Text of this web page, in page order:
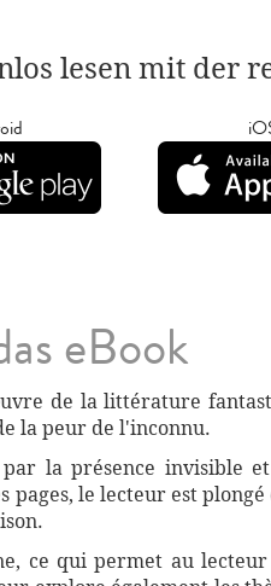
lesen mit der
eBook
de la littérature
la peur de l'inconnu.
la présence invisible
le lecteur est
ce qui permet au